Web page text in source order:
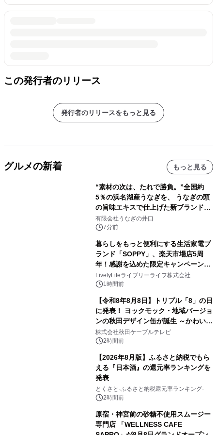
この発行者のリリース
発行者のリリースをもっと見る
グルメの新着 もっと見る
“素材の次は、たれで勝負。”全国約
5％の浜名湖産うなぎを、 うなぎの頭
の旨味エキスで仕上げた新ブランド
「井口の誉」誕生
有限会社うなぎの井口
7分前
暮らしをもっと便利にする生活家電ブ
ランド「SOPPY」、楽天市場店5周
年！感謝を込めた限定キャンペーンを
8月10日より開催
LivelyLifeライブリーライフ株式会社
1時間前
【令和8年8月8日】トリプル「8」の日
に発表！ ヨックモック・地域バージョ
ンの秋田デザイン缶が誕生 ～かわいい
秋田犬の子犬と秋田の四季と名所を巡
るパッケージ～ 9月1日(火)秋田県内で
株式会社秋田ケーブルテレビ
2時間前
【2026年8月版】ふるさと納税でもら
える『日本酒』の還元率ランキングを
発表
とくさと-ふるさと納税還元率ランキング-
2時間前
原宿・神宮前の砂糖不使用スムージー
専門店 「WELLNESS CAFE